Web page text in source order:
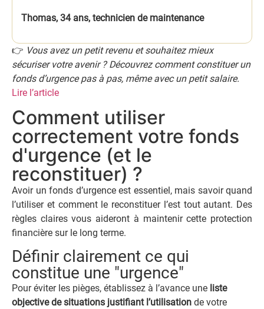
Thomas, 34 ans, technicien de maintenance
👉 Vous avez un petit revenu et souhaitez mieux
sécuriser votre avenir ? Découvrez comment constituer un
fonds d’urgence pas à pas, même avec un petit salaire.
Lire l’article
Comment utiliser
correctement votre fonds
d'urgence (et le
reconstituer) ?
Avoir un fonds d’urgence est essentiel, mais savoir quand
l’utiliser et comment le reconstituer l’est tout autant. Des
règles claires vous aideront à maintenir cette protection
financière sur le long terme.
Définir clairement ce qui
constitue une "urgence"
Pour éviter les pièges, établissez à l’avance une liste
objective de situations justifiant l’utilisation de votre